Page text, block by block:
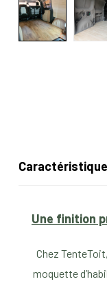
Une finition
Chez
moquette